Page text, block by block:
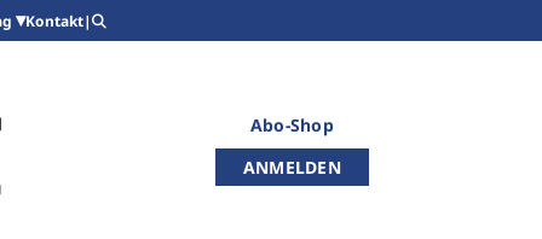
Kontakt|
Abo-Shop
ANMELDEN